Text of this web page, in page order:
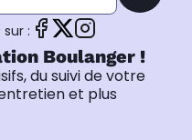
:
Boulanger !
du suivi de votre
et plus